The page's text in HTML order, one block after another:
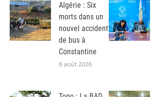
Algérie : Six
morts dans un
nouvel accident
de bus à
Constantine
6 août 2026